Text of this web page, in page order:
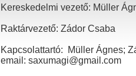
Kereskedelmi vezető: Müller
Raktárvezető: Zádor Csaba
Kapcsolattartó: Müller Ágnes;
email: saxumagi@gmail.com